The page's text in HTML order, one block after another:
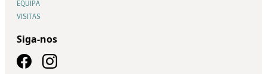
EQUIPA
VISITAS
Siga-nos